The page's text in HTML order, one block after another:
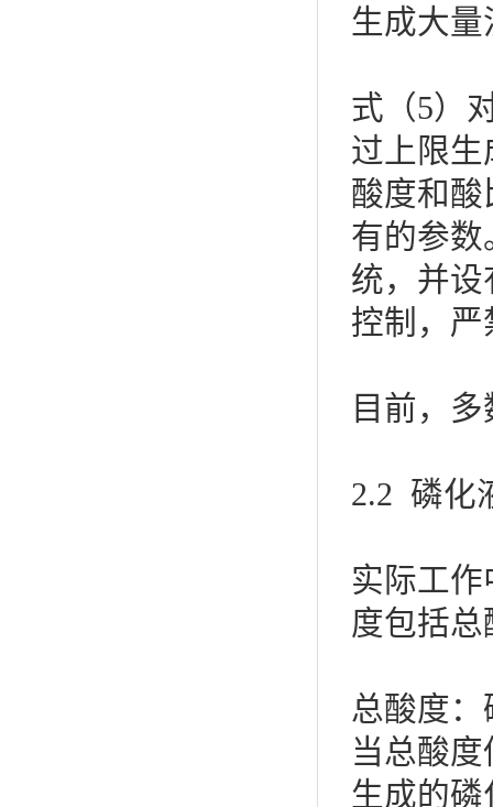
生成大量
式（5）
过上限
酸度和
有的参
统，并
控制，
目前，
2.2 磷化
实际工
度包括
总酸度
当总酸
生成的